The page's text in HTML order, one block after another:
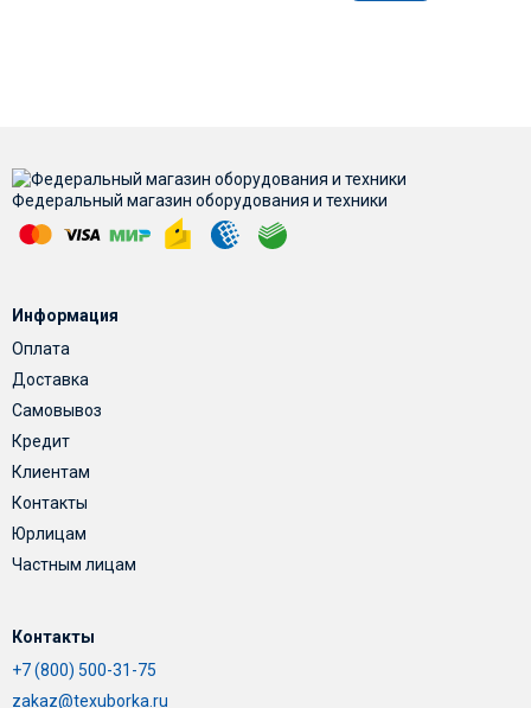
Федеральный магазин оборудования и техники
Информация
Оплата
Доставка
Самовывоз
Кредит
Клиентам
Контакты
Юрлицам
Частным лицам
Контакты
+7 (800) 500-31-75
zakaz@texuborka.ru